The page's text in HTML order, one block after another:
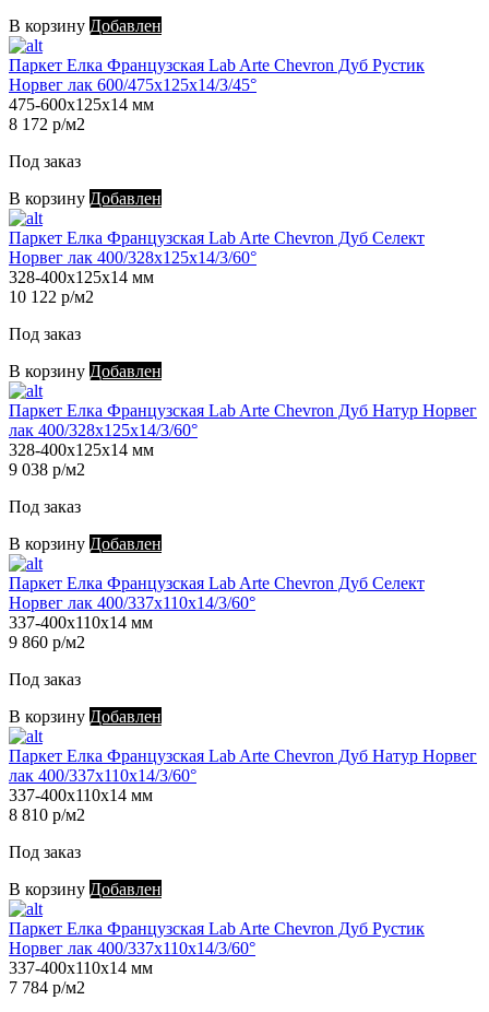
В корзину Добавлен
Паркет Елка Французская Lab Arte Chevron Дуб Рустик
Норвег лак 600/475х125х14/3/45°
475-600х125х14 мм
8 172 р/м2
Под заказ
В корзину Добавлен
Паркет Елка Французская Lab Arte Chevron Дуб Селект
Норвег лак 400/328х125х14/3/60°
328-400х125х14 мм
10 122 р/м2
Под заказ
В корзину Добавлен
Паркет Елка Французская Lab Arte Chevron Дуб Натур Норвег
лак 400/328х125х14/3/60°
328-400х125х14 мм
9 038 р/м2
Под заказ
В корзину Добавлен
Паркет Елка Французская Lab Arte Chevron Дуб Селект
Норвег лак 400/337х110х14/3/60°
337-400х110х14 мм
9 860 р/м2
Под заказ
В корзину Добавлен
Паркет Елка Французская Lab Arte Chevron Дуб Натур Норвег
лак 400/337х110х14/3/60°
337-400х110х14 мм
8 810 р/м2
Под заказ
В корзину Добавлен
Паркет Елка Французская Lab Arte Chevron Дуб Рустик
Норвег лак 400/337х110х14/3/60°
337-400х110х14 мм
7 784 р/м2